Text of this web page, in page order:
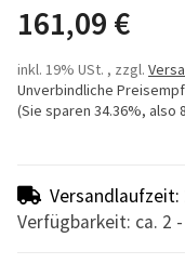
161,09 €
inkl. 19% USt. , zzgl.
Unverbindliche
(Sie sparen 34.36%, also
Verfügbarkeit: ca. 2